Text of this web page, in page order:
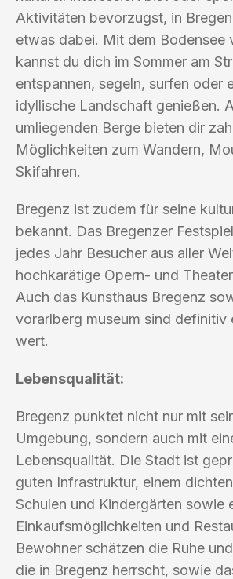
Aktivitäten bevorzugst, in
etwas dabei. Mit dem Bodensee
kannst du dich im Sommer am
entspannen, segeln, surfen oder
idyllische Landschaft genießen.
umliegenden Berge bieten dir
Möglichkeiten zum Wandern,
Skifahren.
Bregenz ist zudem für seine
bekannt. Das Bregenzer
jedes Jahr Besucher aus aller
hochkarätige Opern- und
Auch das Kunsthaus Bregenz
vorarlberg museum sind definitiv
wert.
Lebensqualität:
Bregenz punktet nicht nur mit
Umgebung, sondern auch mit
Lebensqualität. Die Stadt ist
guten Infrastruktur, einem
Schulen und Kindergärten sowie
Einkaufsmöglichkeiten und
Bewohner schätzen die Ruhe
die in Bregenz herrscht, sowie